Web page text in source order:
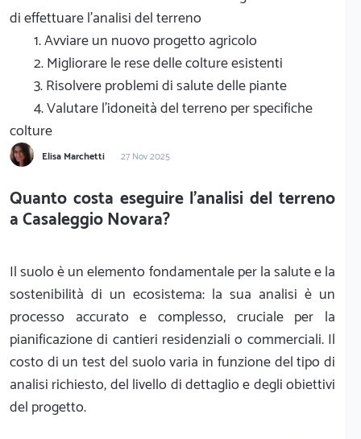
di effettuare l'analisi del terreno
1. Avviare un nuovo progetto agricolo
2. Migliorare le rese delle colture esistenti
3. Risolvere problemi di salute delle piante
4. Valutare l'idoneità del terreno per specifiche
colture
Elisa Marchetti 27 Nov 2025
Quanto costa eseguire l'analisi del terreno
a Casaleggio Novara?
Il suolo è un elemento fondamentale per la salute e la
sostenibilità di un ecosistema: la sua analisi è un
processo accurato e complesso, cruciale per la
pianificazione di cantieri residenziali o commerciali. Il
costo di un test del suolo varia in funzione del tipo di
analisi richiesto, del livello di dettaglio e degli obiettivi
del progetto.